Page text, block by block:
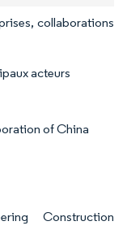
collaborations
acteurs
of China
Construction